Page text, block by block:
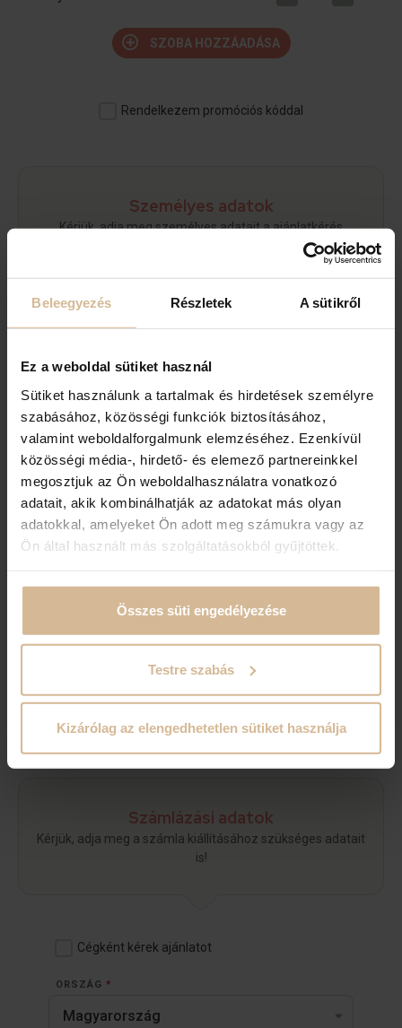
Beleegyezés Részletek A sütikről
Ez a weboldal sütiket használ
Sütiket használunk a tartalmak és hirdetések személyre
szabásához, közösségi funkciók biztosításához,
valamint weboldalforgalmunk elemzéséhez. Ezenkívül
közösségi média-, hirdető- és elemező partnereinkkel
megosztjuk az Ön weboldalhasználatra vonatkozó
adatait, akik kombinálhatják az adatokat más olyan
adatokkal, amelyeket Ön adott meg számukra vagy az
Ön által használt más szolgáltatásokból gyűjtöttek.
Összes süti engedélyezése
Testre szabás
Kizárólag az elengedhetetlen sütiket használja
SZOBA HOZZÁADÁSA
Rendelkezem promóciós kóddal
Személyes adatok
Kérjük, adja meg személyes adatait a ajánlatkérés
KERESZTNÉV*
E-MAIL CÍM* valami@valami.hu
ÜZENET A SZÁLLODÁNAK
Számlázási adatok
Kérjük, adja meg a számla kiállításához szükséges adatait
is!
Cégként kérek ajánlatot
ORSZÁG *